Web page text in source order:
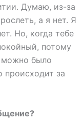
Думаю, из-за
а я нет. Я
Но, когда тебе
потому
можно было
происходит за